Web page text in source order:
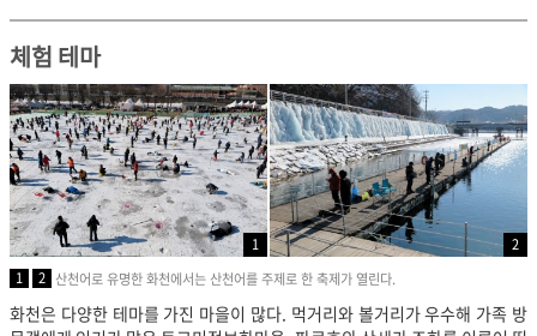
체험 테마
1
2
1
2 산천어로 유명한 화천에서는 산천어를 주제로 한 축제가 열린다.
화천은 다양한 테마를 가진 마을이 많다. 먹거리와 볼거리가 우수해 가족 방